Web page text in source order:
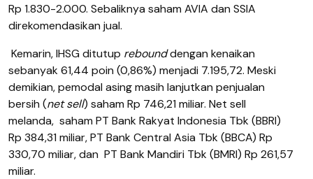
Rp 1.830-2.000. Sebaliknya saham AVIA dan SSIA
direkomendasikan jual.
Kemarin, IHSG ditutup rebounddengan kenaikan
sebanyak 61,44 poin (0,86%) menjadi 7.195,72. Meski
demikian, pemodal asing masih lanjutkan penjualan
bersih (net sell) saham Rp 746,21 miliar. Net sell
melanda, saham PT Bank Rakyat Indonesia Tbk (BBRI)
Rp 384,31 miliar, PT Bank Central Asia Tbk (BBCA) Rp
330,70 miliar, dan PT Bank Mandiri Tbk (BMRI) Rp 261,57
miliar.